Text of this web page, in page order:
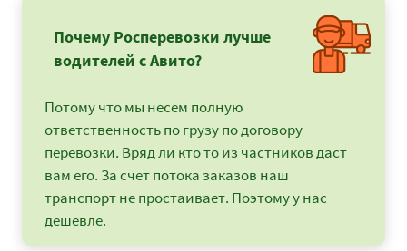
Почему Росперевозки лучше
водителей с Авито?
Потому что мы несем полную
ответственность по грузу по договору
перевозки. Вряд ли кто то из частников даст
вам его. За счет потока заказов наш
транспорт не простаивает. Поэтому у нас
дешевле.